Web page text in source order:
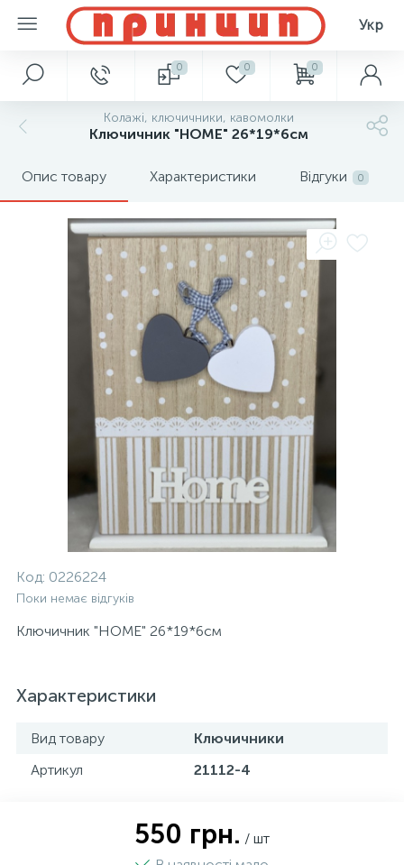
Укр
0 0 0
Колажі, ключичники, кавомолки
Ключичник "HOME" 26*19*6см
Опис товару Характеристики Відгуки 0
Код: 0226224
Поки немає відгуків
Ключичник "HOME" 26*19*6см
Характеристики
Вид товару
Ключичники
Артикул
21112-4
550 грн. / шт